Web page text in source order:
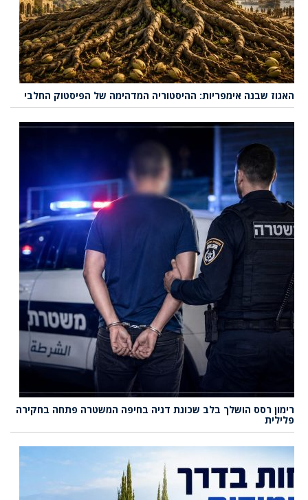
האגוז שבנה אימפריות: ההיסטוריה המדהימה של הפיסטוק החלבי
רימון רסס הושלך בלב שכונת דניה בחיפה המשטרה פתחה בחקירה
פלילית